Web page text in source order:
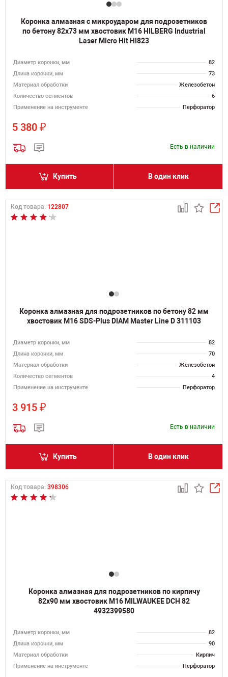
Коронка алмазная с микроударом для подрозетников
по бетону 82х73 мм хвостовик M16 HILBERG Industrial
Laser Micro Hit HI823
Диаметр коронки, мм
82
Длина коронки, мм
73
Материал обработки
Железобетон
Количество сегментов
6
Применение на инструменте
Перфоратор
5 380 ₽
Есть в наличии
Купить В один клик
Код товара: 122807
Коронка алмазная для подрозетников по бетону 82 мм
хвостовик M16 SDS-Plus DIAM Master Line D 311103
Диаметр коронки, мм
82
Длина коронки, мм
70
Материал обработки
Железобетон
Количество сегментов
4
Применение на инструменте
Перфоратор
3 915 ₽
Есть в наличии
Купить В один клик
Код товара: 398306
Коронка алмазная для подрозетников по кирпичу
82х90 мм хвостовик M16 MILWAUKEE DCH 82
4932399580
Диаметр коронки, мм
82
Длина коронки, мм
90
Материал обработки
Кирпич
Применение на инструменте
Перфоратор